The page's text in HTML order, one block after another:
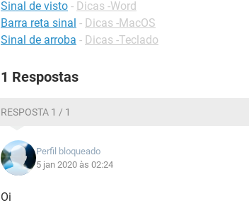
Sinal de visto - Dicas -Word
Barra reta sinal - Dicas -MacOS
Sinal de arroba - Dicas -Teclado
1 Respostas
RESPOSTA 1 / 1
Perfil bloqueado
5 jan 2020 às 02:24
Oi